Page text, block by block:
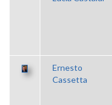
Ernesto
Cassetta